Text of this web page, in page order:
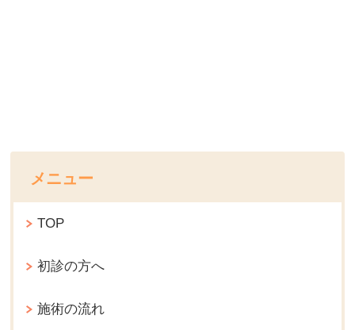
メニュー
TOP
初診の方へ
施術の流れ